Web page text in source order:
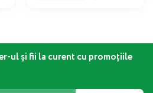
ul și fii la curent cu promoțiile